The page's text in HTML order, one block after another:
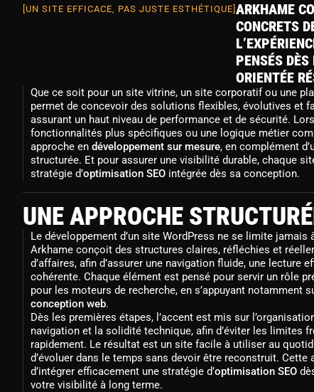
[UN SITE EFFICACE, PAS JUSTE ESTHÉTIQUE] ARKHAME
CONCRETS
PENSÉS
ORIENTÉE
Que ce soit pour un site vitrine, un site corporatif ou une
permet de concevoir des solutions flexibles, évolutives et
assurant un haut niveau de performance et de sécurité.
fonctionnalités plus spécifiques ou une logique métier
approche en développement sur mesure, en complément
structurée. Et pour assurer une visibilité durable, chaque
stratégie d’optimisation SEO intégrée dès sa conception.
UNE APPROCHE
Le développement d’un site WordPress ne se limite jamais
Arkhame conçoit des structures claires, réfléchies et
d’affaires, afin d’assurer une navigation fluide, une lecture
cohérente. Chaque élément est pensé pour servir un rôle
pour les moteurs de recherche, en s’appuyant notamment
conception web.
Dès les premières étapes, l’accent est mis sur
navigation et la solidité technique, afin d’éviter les limites
rapidement. Le résultat est un site facile à utiliser au
d’évoluer dans le temps sans devoir être reconstruit. Cette
d’intégrer efficacement une stratégie d’optimisation SEO
votre visibilité à long terme.